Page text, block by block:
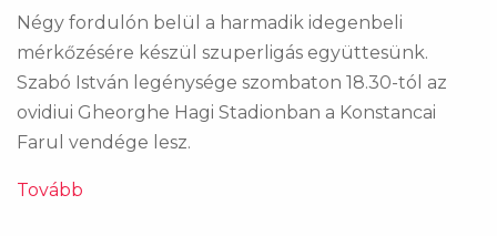
Négy fordulón belül a harmadik idegenbeli
mérkőzésére készül szuperligás együttesünk.
Szabó István legénysége szombaton 18.30-tól az
ovidiui Gheorghe Hagi Stadionban a Konstancai
Farul vendége lesz.
Tovább